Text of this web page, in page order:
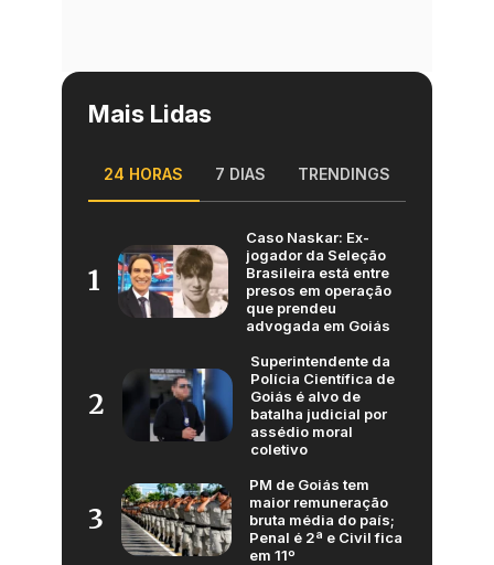
Mais Lidas
24 HORAS 7 DIAS TRENDINGS
1
Caso Naskar: Ex-
jogador da Seleção
Brasileira está entre
presos em operação
que prendeu
advogada em Goiás
2
Superintendente da
Polícia Científica de
Goiás é alvo de
batalha judicial por
assédio moral
coletivo
3
PM de Goiás tem
maior remuneração
bruta média do país;
Penal é 2ª e Civil fica
em 11º